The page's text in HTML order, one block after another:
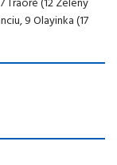
9 Olayinka (17